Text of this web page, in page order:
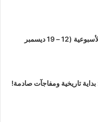
نشرة أخبار الأنمي الأسبوعية (12 – 19 ديسمبر